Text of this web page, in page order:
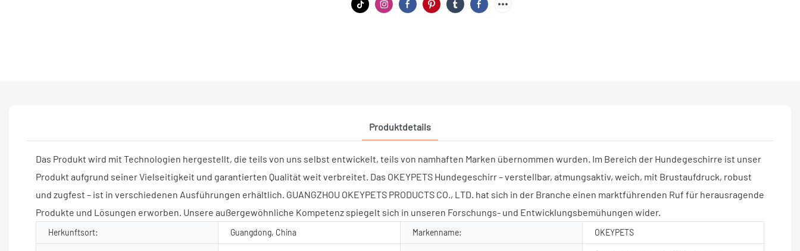
Produktdetails
Das Produkt wird mit Technologien hergestellt, die teils von uns selbst entwickelt, teils von namhaften Marken übernommen wurden. Im Bereich der Hundegeschirre ist unser
Produkt aufgrund seiner Vielseitigkeit und garantierten Qualität weit verbreitet. Das OKEYPETS Hundegeschirr – verstellbar, atmungsaktiv, weich, mit Brustaufdruck, robust
und zugfest – ist in verschiedenen Ausführungen erhältlich. GUANGZHOU OKEYPETS PRODUCTS CO., LTD. hat sich in der Branche einen marktführenden Ruf für herausragende
Produkte und Lösungen erworben. Unsere außergewöhnliche Kompetenz spiegelt sich in unseren Forschungs- und Entwicklungsbemühungen wider.
Herkunftsort: Guangdong, China Markenname: OKEYPETS